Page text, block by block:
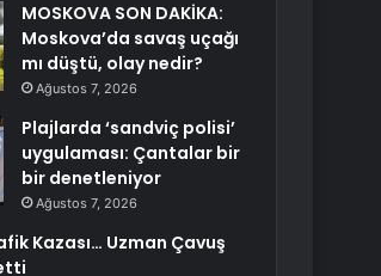
MOSKOVA SON DAKİKA:
Moskova’da savaş uçağı
mı düştü, olay nedir?
Ağustos 7, 2026
Plajlarda ‘sandviç polisi’
uygulaması: Çantalar bir
bir denetleniyor
Ağustos 7, 2026
Kazası… Uzman Çavuş